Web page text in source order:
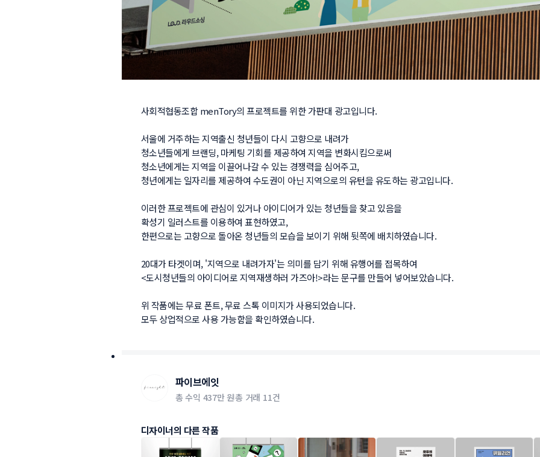
사회적협동조합 menTory의 프로젝트를 위한 가판대 광고입니다.
서울에 거주하는 지역출신 청년들이 다시 고향으로 내려가
청소년들에게 브랜딩, 마케팅 기회를 제공하여 지역을 변화시킴으로써
청소년에게는 지역을 이끌어나갈 수 있는 경쟁력을 심어주고,
청년에게는 일자리를 제공하여 수도권이 아닌 지역으로의 유턴을 유도하는 광고입니다.
이러한 프로젝트에 관심이 있거나 아이디어가 있는 청년들을 찾고 있음을
확성기 일러스트를 이용하여 표현하였고,
한편으로는 고향으로 돌아온 청년들의 모습을 보이기 위해 뒷쪽에 배치하였습니다.
20대가 타겟이며, '지역으로 내려가자'는 의미를 담기 위해 유행어를 접목하여
<도시청년들의 아이디어로 지역재생하러 가즈아!>라는 문구를 만들어 넣어보았습니다.
위 작품에는 무료 폰트, 무료 스톡 이미지가 사용되었습니다.
파이브에잇
총 수익 437만 원총 거래 11건
디자이너의 다른 작품